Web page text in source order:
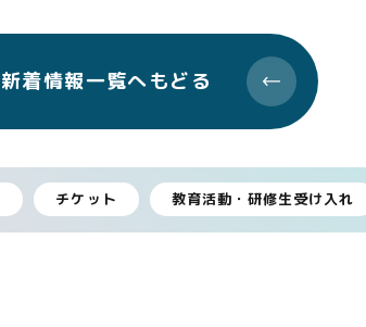
チケット 教育活動・研修生受け入れ
新着情報一覧へもどる